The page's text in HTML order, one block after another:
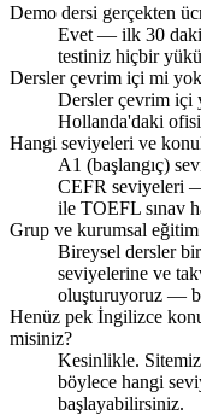
Demo dersi gerçekten
Evet — ilk 30
testiniz hiçbir
Dersler çevrim içi mi
Dersler çevrim içi
Hollanda'daki
Hangi seviyeleri ve
A1 (başlangıç)
CEFR seviyeleri
ile TOEFL sınav
Grup ve kurumsal
Bireysel dersler
seviyelerine ve
oluşturuyoruz —
Henüz pek İngilizce
misiniz?
Kesinlikle.
böylece hangi
başlayabilirsiniz.